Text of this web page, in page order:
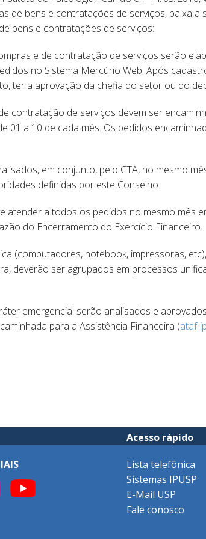
de bens e contratações de serviços, baixa
bens e contratações de serviços:
e de contratação de serviços serão
no Sistema Mercúrio Web. Após
ter a aprovação da chefia do setor ou do
contratação de serviços devem ser
01 a 10 de cada mês. Os pedidos
em conjunto, pelo CTA, no mesmo
definidas por este Conselho.
atender a todos os pedidos no mesmo mês
do Encerramento do Exercício Financeiro.
(computadores, notebook, impressoras,
deverão ser agrupados em processos
emergencial serão analisados e
para a Assistência Financeira (ataf-
Acesso rápido
Lista telefônica
Sistemas IPUSP
E-Mail USP
Fale conosco